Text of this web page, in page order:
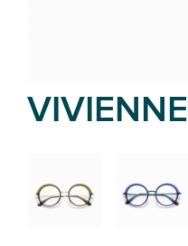
VIVIENNE